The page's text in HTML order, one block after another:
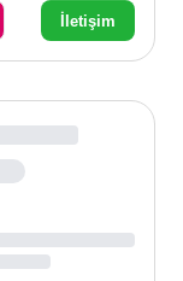
İletişim